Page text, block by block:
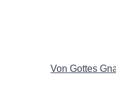
Von Gottes